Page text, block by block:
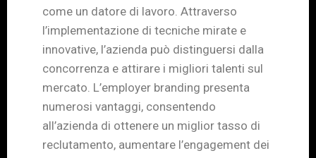
come un datore di lavoro. Attraverso
l’implementazione di tecniche mirate e
innovative, l’azienda può distinguersi dalla
concorrenza e attirare i migliori talenti sul
mercato. L’employer branding presenta
numerosi vantaggi, consentendo
all’azienda di ottenere un miglior tasso di
reclutamento, aumentare l’engagement dei